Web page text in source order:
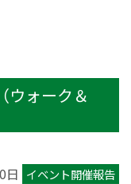
ウォーク＆
日 イベント開催報告